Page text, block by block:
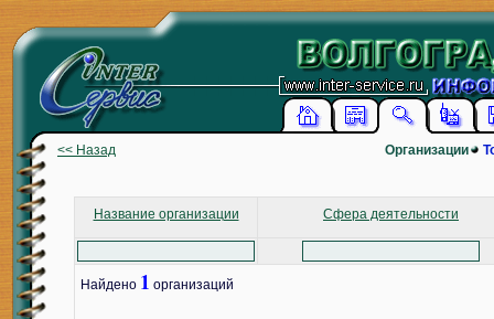
<< Назад Организации
Название организации Сфера деятельности
Найдено 1 организаций